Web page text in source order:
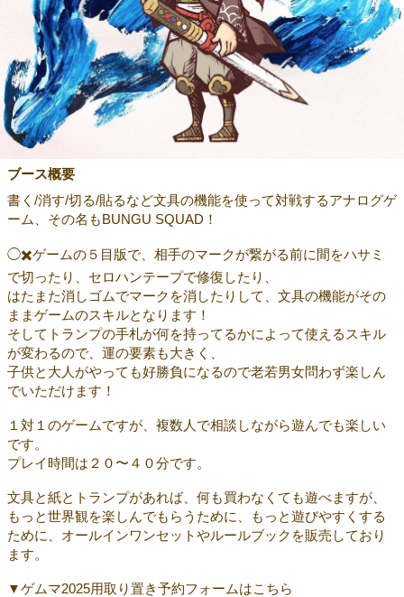
ブース概要
書く/消す/切る/貼るなど文具の機能を使って対戦するアナログゲ
ーム、その名もBUNGU SQUAD！
◯✖️ゲームの５目版で、相手のマークが繋がる前に間をハサミ
で切ったり、セロハンテープで修復したり、
はたまた消しゴムでマークを消したりして、文具の機能がその
ままゲームのスキルとなります！
そしてトランプの手札が何を持ってるかによって使えるスキル
が変わるので、運の要素も大きく、
子供と大人がやっても好勝負になるので老若男女問わず楽しん
でいただけます！
１対１のゲームですが、複数人で相談しながら遊んでも楽しい
です。
プレイ時間は２０〜４０分です。
文具と紙とトランプがあれば、何も買わなくても遊べますが、
もっと世界観を楽しんでもらうために、もっと遊びやすくする
ために、オールインワンセットやルールブックを販売しており
ます。
▼ゲムマ2025用取り置き予約フォームはこちら